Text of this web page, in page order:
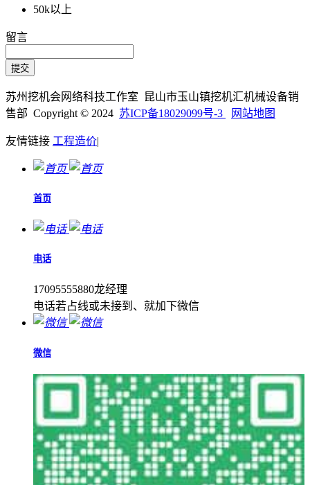
50k以上
留言
苏州挖机会网络科技工作室 昆山市玉山镇挖机汇机械设备销
售部 Copyright © 2024 苏ICP备18029099号-3 网站地图
友情链接 工程造价|
首页
电话
17095555880龙经理
电话若占线或未接到、就加下微信
微信